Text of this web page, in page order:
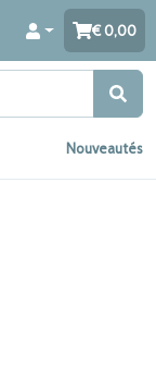
0,00
Nouveautés